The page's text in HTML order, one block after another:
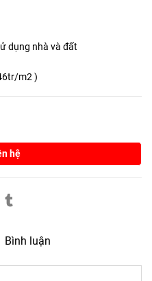
dụng nhà và đất
m2 )
hệ
Bình luận